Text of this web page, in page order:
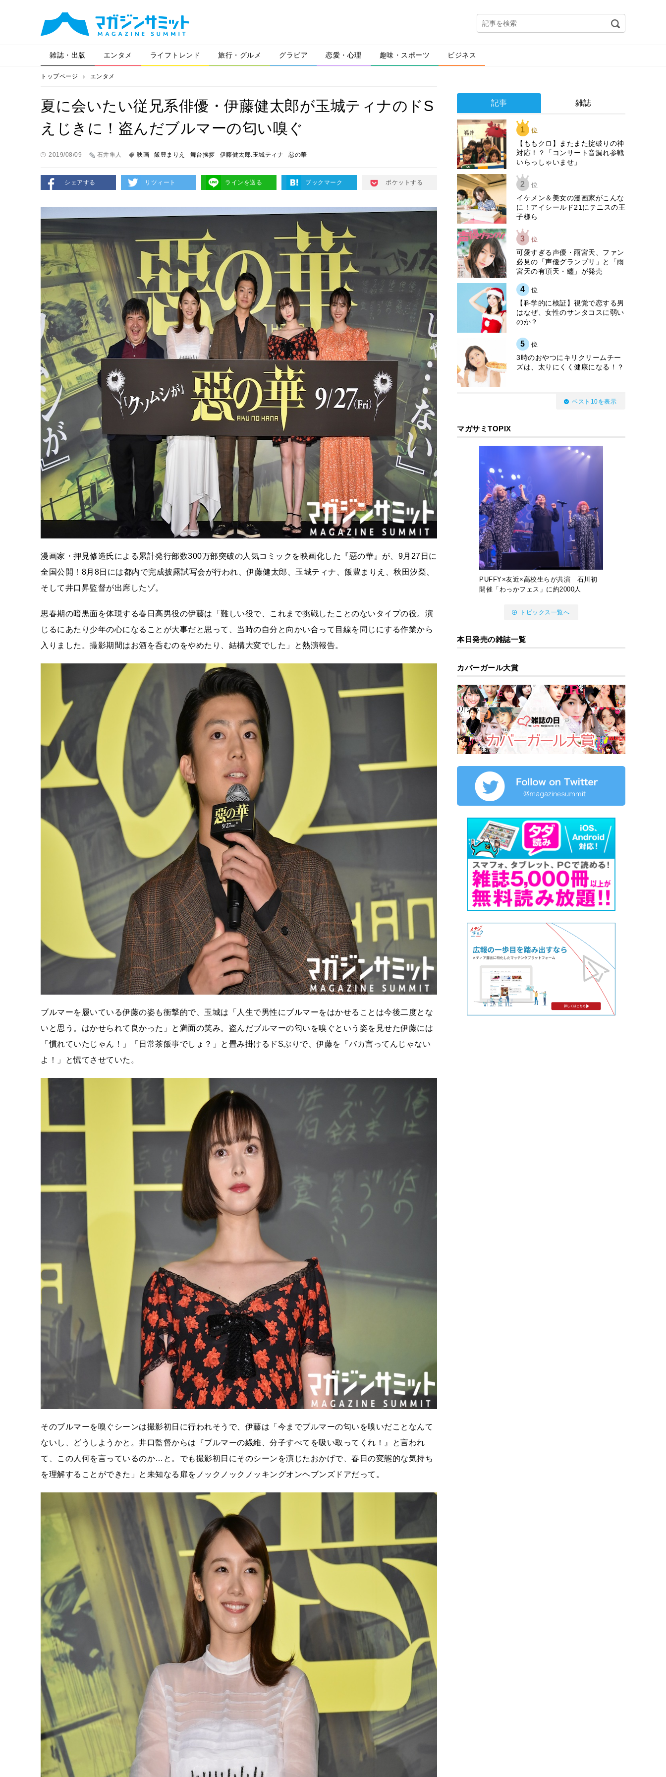
雑誌・出版 エンタメ ライフトレンド 旅行・グルメ グラビア 恋愛・心理 趣味・スポーツ ビジネス
トップページ エンタメ
夏に会いたい従兄系俳優・伊藤健太郎が玉城ティナのドS
えじきに！盗んだブルマーの匂い嗅ぐ
2019/08/09 石井隼人 映画 飯豊まりえ 舞台挨拶 伊藤健太郎.玉城ティナ 惡の華
シェアする リツィート ラインを送る ブックマーク ポケットする
漫画家・押見修造氏による累計発行部数300万部突破の人気コミックを映画化した『惡の華』が、9月27日に
全国公開！8月8日には都内で完成披露試写会が行われ、伊藤健太郎、玉城ティナ、飯豊まりえ、秋田汐梨、
そして井口昇監督が出席したゾ。
思春期の暗黒面を体現する春日高男役の伊藤は「難しい役で、これまで挑戦したことのないタイプの役。演
じるにあたり少年の心になることが大事だと思って、当時の自分と向かい合って目線を同じにする作業から
入りました。撮影期間はお酒を呑むのをやめたり、結構大変でした」と熱演報告。
ブルマーを履いている伊藤の姿も衝撃的で、玉城は「人生で男性にブルマーをはかせることは今後二度とな
いと思う。はかせられて良かった」と満面の笑み。盗んだブルマーの匂いを嗅ぐという姿を見せた伊藤には
「慣れていたじゃん！」「日常茶飯事でしょ？」と畳み掛けるドSぶりで、伊藤を「バカ言ってんじゃない
よ！」と慌てさせていた。
そのブルマーを嗅ぐシーンは撮影初日に行われそうで、伊藤は「今までブルマーの匂いを嗅いだことなんて
ないし、どうしようかと。井口監督からは『ブルマーの繊維、分子すべてを吸い取ってくれ！』と言われ
て、この人何を言っているのか…と。でも撮影初日にそのシーンを演じたおかげで、春日の変態的な気持ち
を理解することができた」と未知なる扉をノックノックノッキングオンヘブンズドアだって。
記事 雑誌
1 位
【ももクロ】またまた掟破りの神
対応！？「コンサート音漏れ参戦
いらっしゃいませ」
2 位
イケメン＆美女の漫画家がこんな
に！アイシールド21にテニスの王
子様ら
3 位
可愛すぎる声優・雨宮天、ファン
必見の「声優グランプリ」と「雨
宮天の有頂天・纏」が発売
4 位
【科学的に検証】視覚で恋する男
はなぜ、女性のサンタコスに弱い
のか？
5 位
3時のおやつにキリクリームチー
ズは、太りにくく健康になる！？
ベスト10を表示
マガサミTOPIX
PUFFY×友近×高校生らが共演 石川初
開催「わっかフェス」に約2000人
トピックス一覧へ
本日発売の雑誌一覧
カバーガール大賞